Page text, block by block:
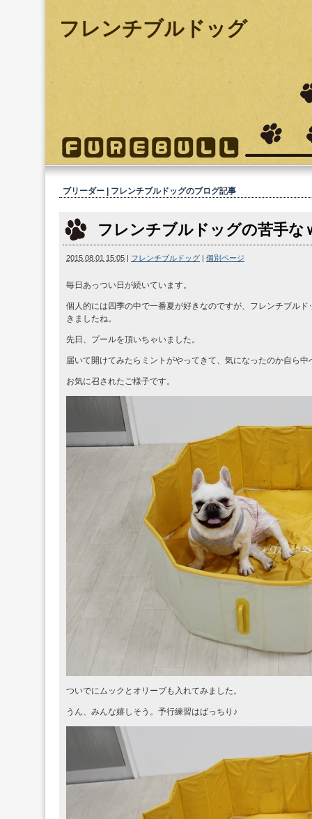
フレンチブルドッグ
ブリーダー | フレンチブルドッグのブログ記事
フレンチブルドッグの苦手な
2015.08.01 15:05 | フレンチブルドッグ | 個別ページ
毎日あっつい日が続いています。
個人的には四季の中で一番夏が好きなのですが、フレンチブル
きましたね。
先日、プールを頂いちゃいました。
届いて開けてみたらミントがやってきて、気になったのか自ら
お気に召されたご様子です。
ついでにムックとオリーブも入れてみました。
うん、みんな嬉しそう。予行練習はばっちり♪